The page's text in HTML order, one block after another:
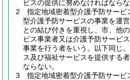
ビスの提供に努めなければならな
2
指定地域密着型介護予防サー
型介護予防サービスの事業を運
との結び付きを重視し、市、他
ビス事業者又は介護予防サービ
事業を行う者をいう。以下同じ
ス及び福祉サービスを提供する
ならない。
3
指定地域密着型介護予防サー